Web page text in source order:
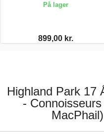
På lager
899,00 kr.
Highland Park 17
-